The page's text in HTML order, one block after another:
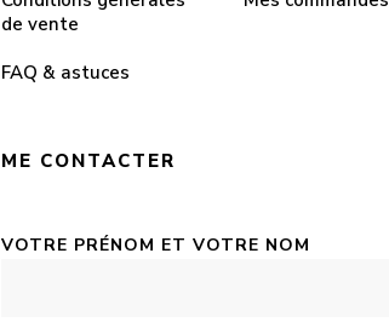
de vente
FAQ & astuces
ME CONTACTER
VOTRE PRÉNOM ET VOTRE NOM